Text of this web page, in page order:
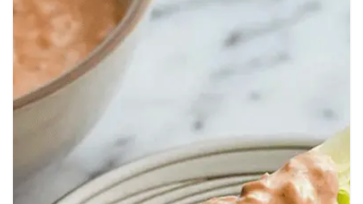
показываются в первую очередь!